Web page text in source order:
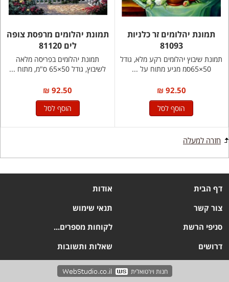
תמונת יהלומים זר כלניות
81093
תמונת שיבוץ יהלומים רקע מלא, גודל
50×65סמ מגיע מתוח על ...
92.50 ₪
הוסף לסל
תמונת יהלומים מרפסת צופה
לים 81120
תמונת יהלומים בפריסה מלאה
לשיבוץ, גודל 50×65 ס"מ, מתוח ...
92.50 ₪
הוסף לסל
חזרה למעלה
דף הבית
אודות
צור קשר
תנאי שימוש
סניפי הרשת
לקוחות מספרים...
דרושים
שאלות ותשובות
חנות וירטואלית